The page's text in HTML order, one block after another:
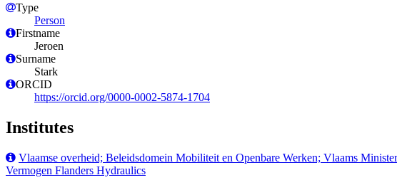
Type
Person
Firstname
Jeroen
Surname
Stark
ORCID
https://orcid.org/0000-0002-5874-1704
Institutes
Vlaamse overheid; Beleidsdomein Mobiliteit en Openbare Werken; Vlaams
Vermogen Flanders Hydraulics